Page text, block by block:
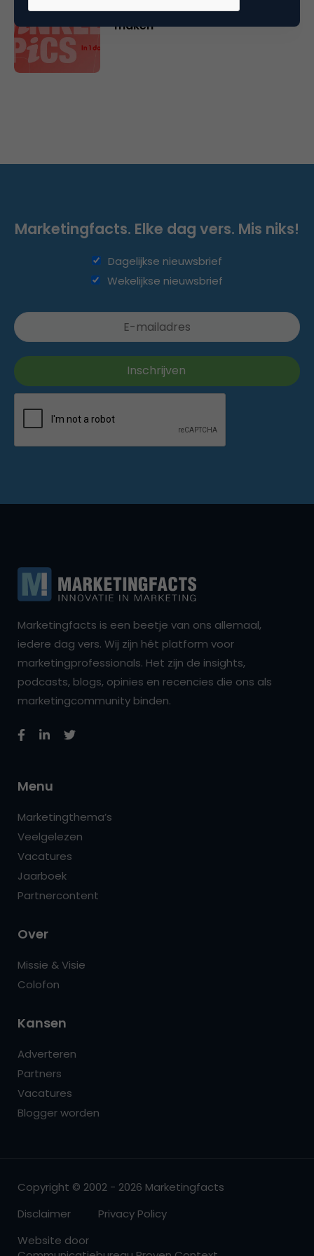
met thema’s die nú het verschil
maken
Marketingfacts. Elke dag vers. Mis niks!
Dagelijkse nieuwsbrief
Wekelijkse nieuwsbrief
Marketingfacts is een beetje van ons allemaal,
iedere dag vers. Wij zijn hét platform voor
marketingprofessionals. Het zijn de insights,
podcasts, blogs, opinies en recencies die ons als
marketingcommunity binden.
Menu
Marketingthema’s
Veelgelezen
Vacatures
Jaarboek
Partnercontent
Over
Missie & Visie
Colofon
Kansen
Adverteren
Partners
Vacatures
Blogger worden
Copyright © 2002 - 2026 Marketingfacts
Disclaimer
Privacy Policy
Website door